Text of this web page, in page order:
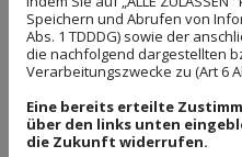
DS-GVO verarbeitet
ausdrücklichen
personenbezogener
die Datenverarbeitung
von Art. 49 Abs. 1 lit. a
Speichern und Abrufen von
Abs. 1 TDDDG) sowie der
die nachfolgend dargestellten
Verarbeitungszwecke zu (Art 6
Eine bereits erteilte
über den links unten
die Zukunft widerrufen.